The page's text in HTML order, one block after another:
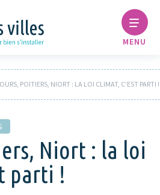
MENU
POITIERS, NIORT : LA LOI CLIMAT, C’EST PARTI !
Niort : la loi
parti !